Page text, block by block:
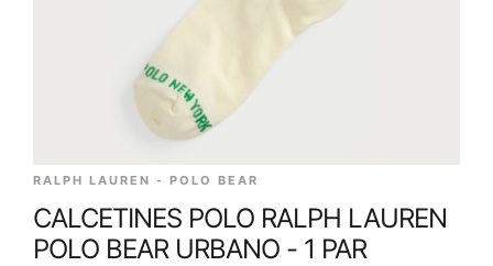
RALPH LAUREN - POLO BEAR
CALCETINES POLO RALPH LAUREN
POLO BEAR URBANO - 1 PAR